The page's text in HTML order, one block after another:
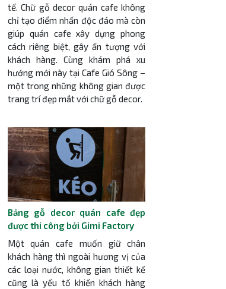
tế. Chữ gỗ decor quán cafe không
chỉ tạo điểm nhấn độc đáo mà còn
giúp quán cafe xây dựng phong
cách riêng biệt, gây ấn tượng với
khách hàng. Cùng khám phá xu
hướng mới này tại Cafe Gió Sông –
một trong những không gian được
trang trí đẹp mắt với chữ gỗ decor.
Bảng gỗ decor quán cafe đẹp
được thi công bởi Gimi Factory
Một quán cafe muốn giữ chân
khách hàng thì ngoài hương vị của
các loại nước, không gian thiết kế
cũng là yếu tố khiến khách hàng